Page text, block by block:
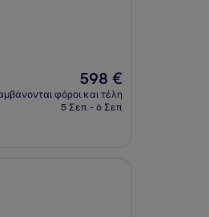
Η
τιμή
είναι
598 €
φόροι και τέλη
5 Σεπ - 6 Σεπ